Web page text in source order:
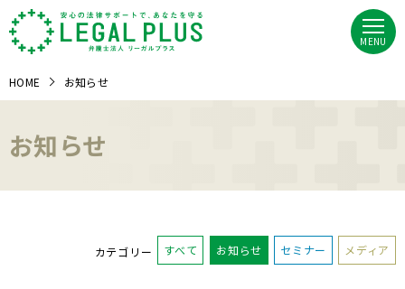
MENU
HOME お知らせ
お知らせ
カテゴリー すべて お知らせ セミナー メディア